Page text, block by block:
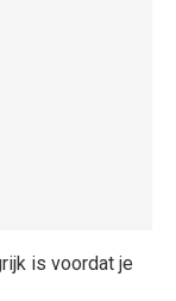
is voordat je